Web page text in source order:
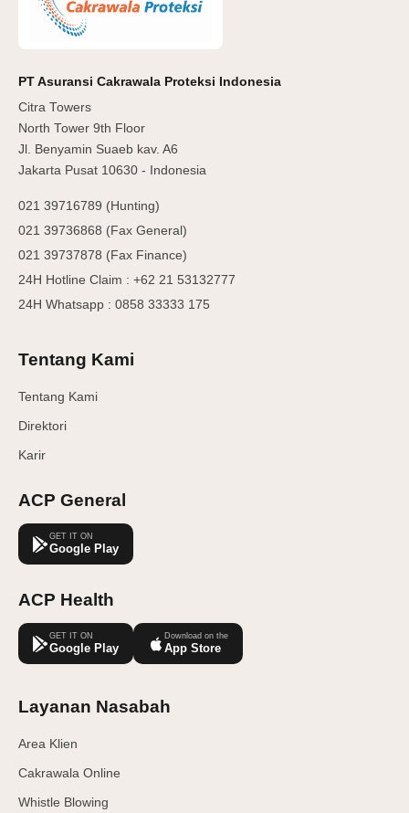
Citra Towers
North Tower 9th Floor
Jl. Benyamin Suaeb kav. A6
Jakarta Pusat 10630 - Indonesia
021 39736868 (Fax General)
021 39737878 (Fax Finance)
24H Hotline Claim : +62 21 53132777
24H Whatsapp : 0858 33333 175
Direktori
Google Play
Google Play App Store